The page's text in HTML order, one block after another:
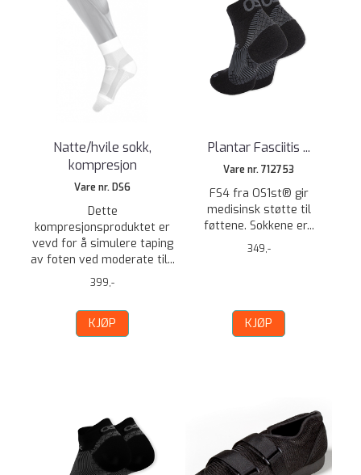
Natte/hvile sokk,
kompresjon
Vare nr. DS6
Dette
kompresjonsproduktet er
vevd for å simulere taping
av foten ved moderate til...
399,-
KJØP
Plantar Fasciitis ...
Vare nr. 712753
FS4 fra OS1st® gir
medisinsk støtte til
føttene. Sokkene er...
349,-
KJØP